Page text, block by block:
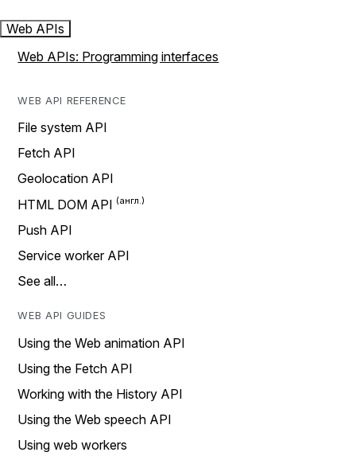
Web APIs
Web APIs: Programming interfaces
WEB API REFERENCE
File system API
Fetch API
Geolocation API
HTML DOM API
Push API
Service worker API
See all…
WEB API GUIDES
Using the Web animation API
Using the Fetch API
Working with the History API
Using the Web speech API
Using web workers